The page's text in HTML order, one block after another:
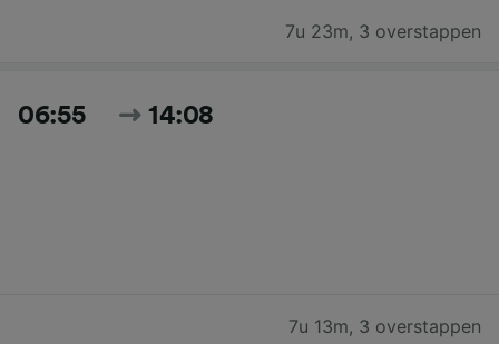
7u 23m, 3 overstappen
06:55 14:08
7u 13m, 3 overstappen